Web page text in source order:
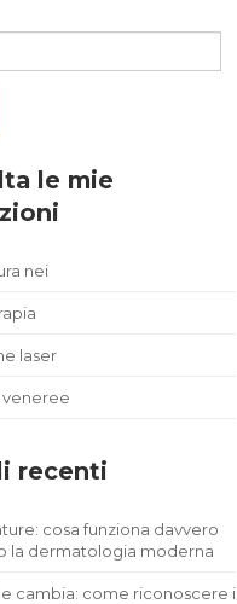
le mie
nei
laser
recenti
cosa funziona davvero
la dermatologia moderna
cambia: come riconoscere i